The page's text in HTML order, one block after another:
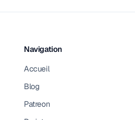
Navigation
Accueil
Blog
Patreon